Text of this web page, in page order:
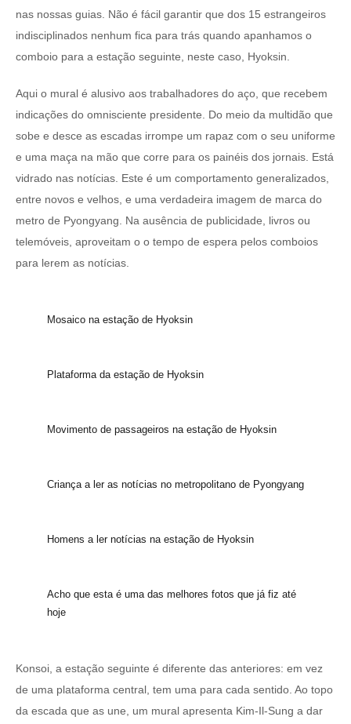
nas nossas guias. Não é fácil garantir que dos 15 estrangeiros
indisciplinados nenhum fica para trás quando apanhamos o
comboio para a estação seguinte, neste caso, Hyoksin.
Aqui o mural é alusivo aos trabalhadores do aço, que recebem
indicações do omnisciente presidente. Do meio da multidão que
sobe e desce as escadas irrompe um rapaz com o seu uniforme
e uma maça na mão que corre para os painéis dos jornais. Está
vidrado nas notícias. Este é um comportamento generalizados,
entre novos e velhos, e uma verdadeira imagem de marca do
metro de Pyongyang. Na ausência de publicidade, livros ou
telemóveis, aproveitam o o tempo de espera pelos comboios
para lerem as notícias.
Mosaico na estação de Hyoksin
Plataforma da estação de Hyoksin
Movimento de passageiros na estação de Hyoksin
Criança a ler as notícias no metropolitano de Pyongyang
Homens a ler notícias na estação de Hyoksin
Acho que esta é uma das melhores fotos que já fiz até
hoje
Konsoi, a estação seguinte é diferente das anteriores: em vez
de uma plataforma central, tem uma para cada sentido. Ao topo
da escada que as une, um mural apresenta Kim-Il-Sung a dar